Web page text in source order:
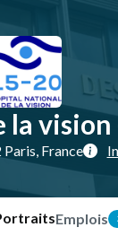
vision
France
Emplois